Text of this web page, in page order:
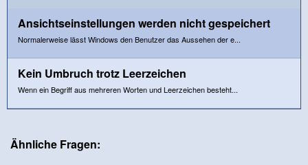
Ansichtseinstellungen werden nicht gespeichert
Normalerweise lässt Windows den Benutzer das Aussehen der e...
Kein Umbruch trotz Leerzeichen
Wenn ein Begriff aus mehreren Worten und Leerzeichen besteht...
Ähnliche Fragen: